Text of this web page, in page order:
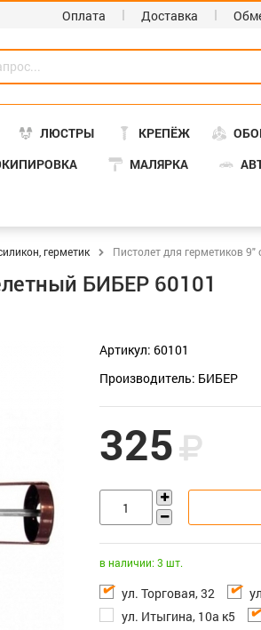
Оплата Доставка
ЛЮСТРЫ КРЕПЁЖ
МАЛЯРКА
герметик Пистолет для герметиков
БИБЕР 60101
Артикул: 60101
Производитель: БИБЕР
325
в наличии: 3 шт.
ул. Торговая, 32
ул. Итыгина, 10а к5